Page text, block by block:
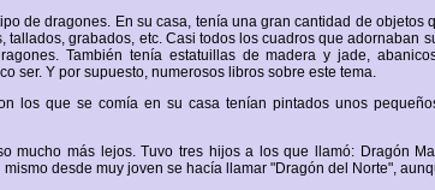
de dragones. En su casa, tenía una gran cantidad de objetos
tallados, grabados, etc. Casi todos los cuadros que adornaban
También tenía estatuillas de madera y jade,
ser. Y por supuesto, numerosos libros sobre este tema.
los que se comía en su casa tenían pintados unos
mucho más lejos. Tuvo tres hijos a los que llamó: Dragón
mismo desde muy joven se hacía llamar "Dragón del Norte",